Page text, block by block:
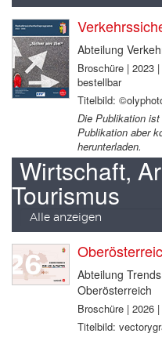
Abteilung
Broschüre | 2023
bestellbar
Titelbild:
Die Publikation
Publikation aber
herunterladen.
Wirtschaft,
Tourismus
Alle anzeigen
Abteilung
Oberösterreich
Broschüre | 2026
Titelbild: